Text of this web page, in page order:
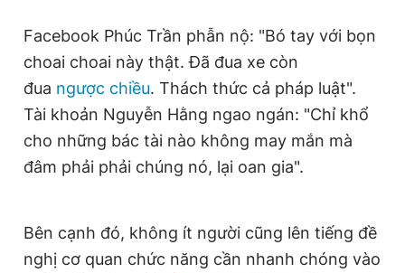
Facebook Phúc Trần phẫn nộ: "Bó tay với bọn
choai choai này thật. Đã đua xe còn
đua ngược chiều. Thách thức cả pháp luật".
Tài khoản Nguyễn Hằng ngao ngán: "Chỉ khổ
cho những bác tài nào không may mắn mà
đâm phải phải chúng nó, lại oan gia".
Bên cạnh đó, không ít người cũng lên tiếng đề
nghị cơ quan chức năng cần nhanh chóng vào